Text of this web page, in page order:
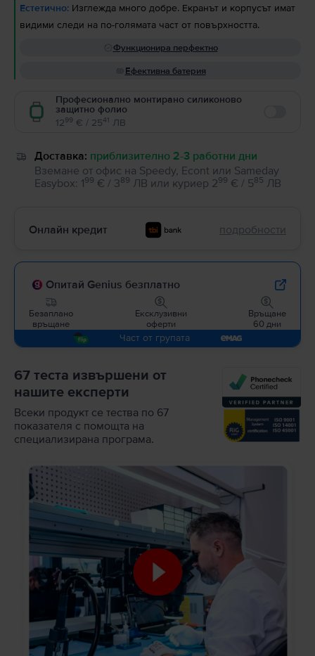
Естетично: Изглежда много добре. Екранът и корпусът имат
видими следи на по-голямата част от повърхността.
Функционира перфектно
Ефективна батерия
Професионално монтирано силиконово
защитно фолио
1299 € / 2541 ЛВ
Доставка: приблизително 2-3 работни дни
Вземане от офис на Speedy, Econt или Sameday
Easybox: 199 € / 389 ЛВ или куриер 299 € / 585 ЛВ
Онлайн кредит подробности
Опитай Genius безплатно
Безаплано
връщане
Ексклузивни
оферти
Връщане
60 дни
Част от групата
67 теста извършени от
нашите експерти
Всеки продукт се тества по 67
показателя с помощта на
специализирана програма.